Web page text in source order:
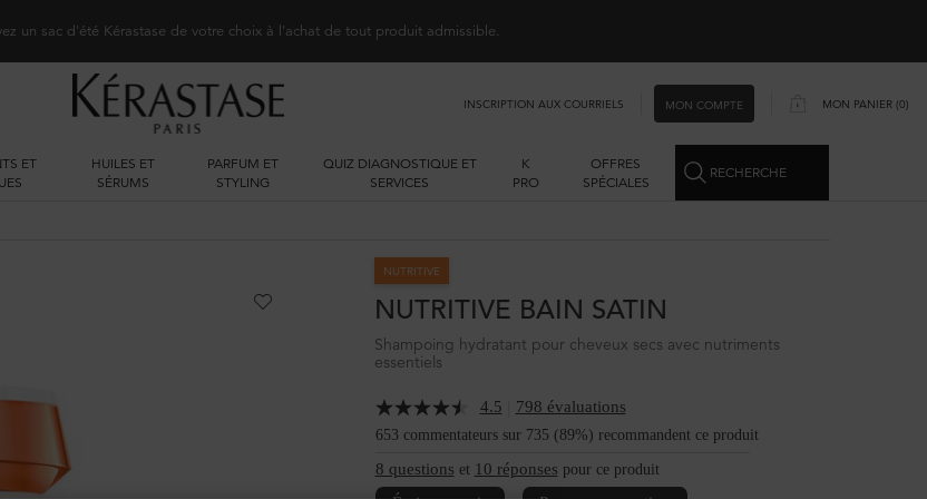
un sac d'été Kérastase de votre choix à l'achat de tout produit admissible.
INSCRIPTION AUX COURRIELS MON COMPTE MON PANIER 0
0 PRODUCT IN CART
ET
HUILES ET
SÉRUMS
PARFUM ET
STYLING
QUIZ DIAGNOSTIQUE ET
SERVICES
K
PRO
OFFRES
SPÉCIALES
RECHERCHE
NUTRITIVE
NUTRITIVE BAIN SATIN
Shampoing hydratant pour cheveux secs avec nutriments
essentiels
4.5 798 évaluations
653 commentateurs sur 735 (89%) recommandent ce produit
8 questions et 10 réponses pour ce produit